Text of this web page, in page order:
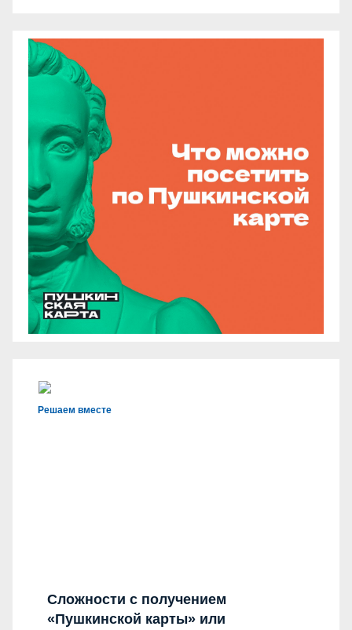
Решаем вместе
Сложности с получением
«Пушкинской карты» или